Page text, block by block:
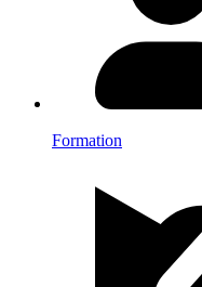
Formation